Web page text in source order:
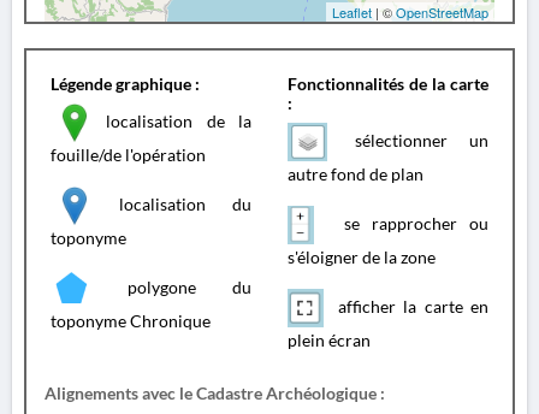
Leaflet | ©OpenStreetMap
Légende graphique :
localisation de la
fouille/de l'opération
localisation du
toponyme
polygone du
toponyme Chronique
Fonctionnalités de la carte
:
sélectionner un
autre fond de plan
se rapprocher ou
s'éloigner de la zone
afficher la carte en
plein écran
Alignements avec le Cadastre Archéologique :